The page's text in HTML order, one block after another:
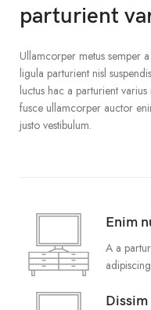
parturient
Ullamcorper metus semper
ligula parturient nisl
luctus hac a parturient
fusce ullamcorper auctor
justo vestibulum.
Enim
A a
Dissim